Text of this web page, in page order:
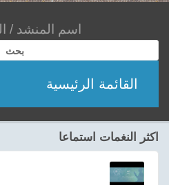
بحث
القائمة الرئيسية
مؤديين
شعر
اكثر النغمات استماعا